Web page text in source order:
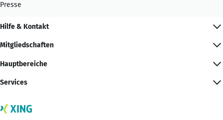
Presse
Hilfe & Kontakt
Mitgliedschaften
Hauptbereiche
Services